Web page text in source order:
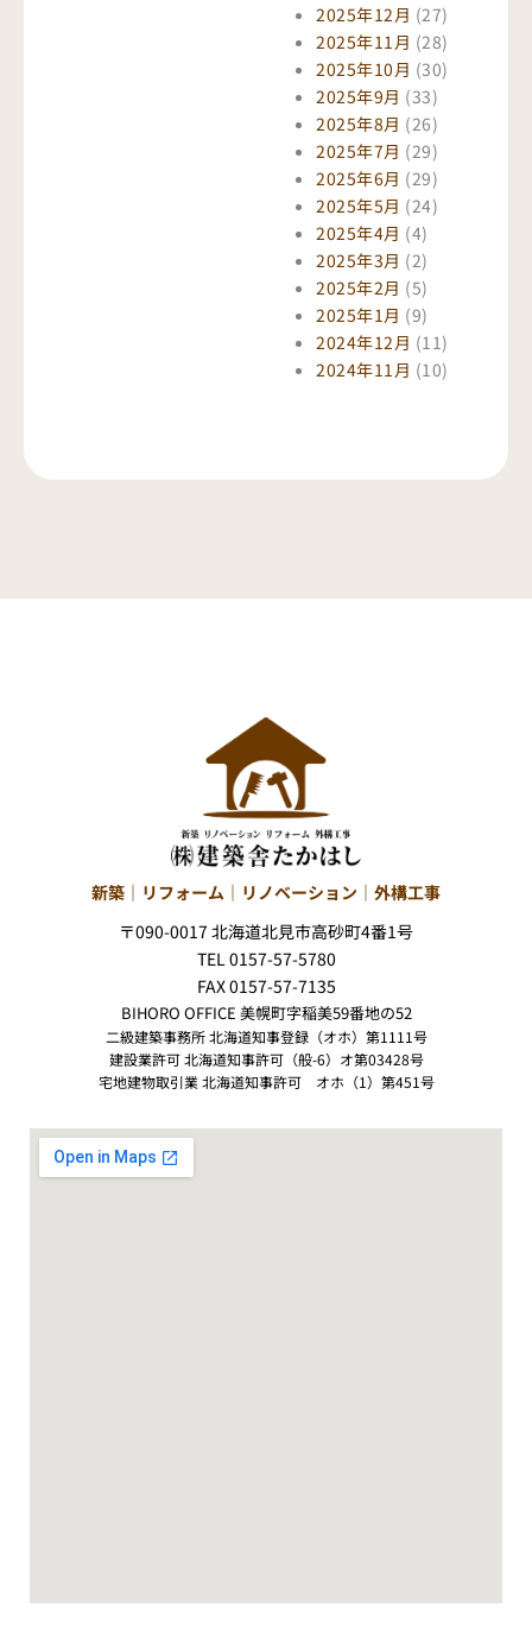
2025年12月 (27)
2025年11月 (28)
2025年10月 (30)
2025年9月 (33)
2025年8月 (26)
2025年7月 (29)
2025年6月 (29)
2025年5月 (24)
2025年4月 (4)
2025年3月 (2)
2025年2月 (5)
2025年1月 (9)
2024年12月 (11)
2024年11月 (10)
新築｜リフォーム｜リノベーション｜外構工事
〒090-0017 北海道北見市高砂町4番1号
TEL 0157-57-5780
FAX 0157-57-7135
BIHORO OFFICE 美幌町字稲美59番地の52
二級建築事務所 北海道知事登録（オホ）第1111号
建設業許可 北海道知事許可（般-6）オ第03428号
宅地建物取引業 北海道知事許可 オホ（1）第451号